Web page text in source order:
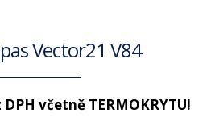
Vector21 V84
DPH včetně TERMOKRYTU!